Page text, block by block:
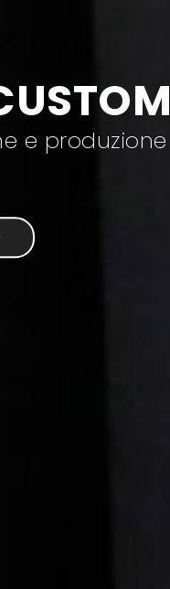
e produzione